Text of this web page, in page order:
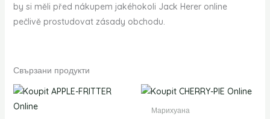
by si měli před nákupem jakéhokoli Jack Herer online
pečlivě prostudovat zásady obchodu.
Свързани продукти
Price
range:
Марихуана
Price